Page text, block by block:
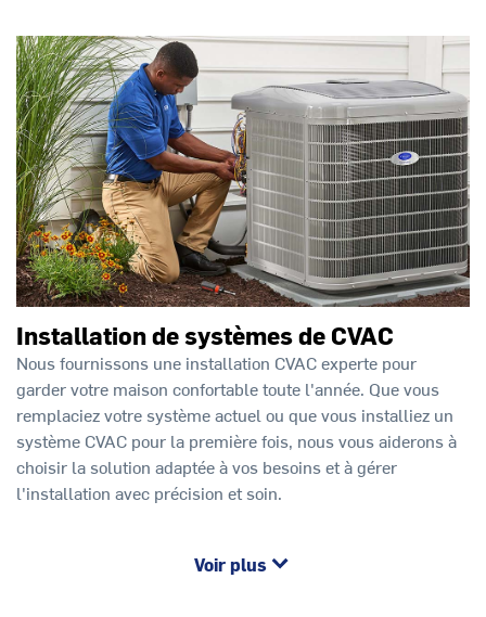
Installation de systèmes de CVAC
Nous fournissons une installation CVAC experte pour
garder votre maison confortable toute l'année. Que vous
remplaciez votre système actuel ou que vous installiez un
système CVAC pour la première fois, nous vous aiderons à
choisir la solution adaptée à vos besoins et à gérer
l'installation avec précision et soin.
Voir plus